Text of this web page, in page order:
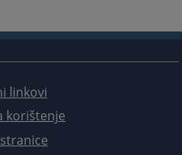
linkovi
korištenje